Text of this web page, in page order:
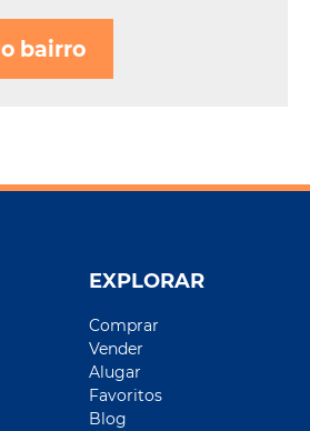
bairro
EXPLORAR
Comprar
Vender
Alugar
Favoritos
Blog